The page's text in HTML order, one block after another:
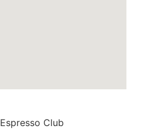
© 2026 Espresso Club